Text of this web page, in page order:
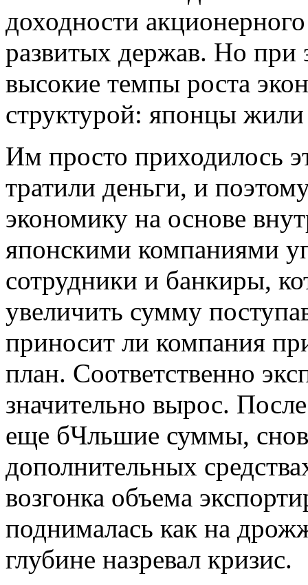
доходности
развитых держав. Но при
высокие темпы роста
структурой: японцы жили
Им просто приходилось
тратили деньги, и
экономику на основе
японскими компаниями
сотрудники и банкиры,
увеличить сумму
приносит ли компания
план. Соответственно
значительно вырос.
еще бЧльшие суммы,
дополнительных
возгонка объема
поднималась как на
глубине назревал кризис.